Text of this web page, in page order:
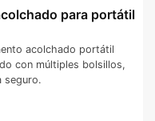
para portátil
acolchado portátil
con múltiples bolsillos,
seguro.